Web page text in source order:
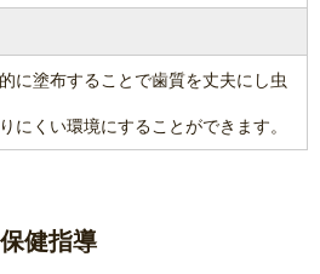
に塗布することで歯質を丈夫にし虫
にくい環境にすることができます。
保健指導